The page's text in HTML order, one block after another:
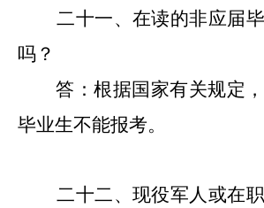
二十一、在读的非应届
吗？
答：根据国家有关规定
毕业生不能报考。
二十二、现役军人或在